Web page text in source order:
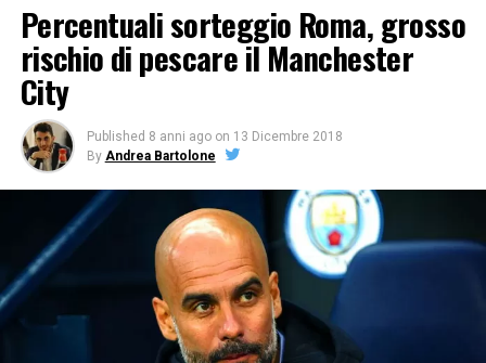
Percentuali sorteggio Roma, grosso
rischio di pescare il Manchester
City
Published 8 anni ago on 13 Dicembre 2018
By Andrea Bartolone